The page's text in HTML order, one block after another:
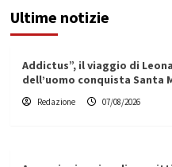
Ultime notizie
Addictus”, il viaggio di
dell’uomo conquista Santa
Redazione 07/08/2026